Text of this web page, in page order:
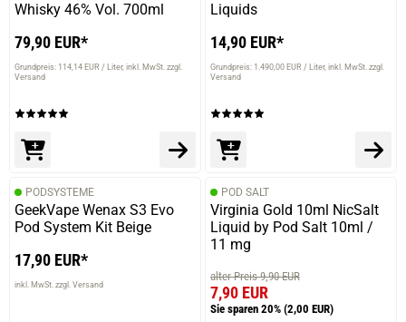
Super Liquid Metal im Geschmack
einem Kunden
Sehr gutes Aroma. Ich finde es lecker
Trustedshops.de
Kevin K.
verifizierter Onlinekauf.
Top ware, alles bestens. Immer wieder gerne
Whisky 46% Vol. 700ml
79,90 EUR*
Grundpreis: 114,14 EUR / Liter inkl. MwSt. zzgl.
Versand
Liquids
14,90 EUR*
Grundpreis: 1.490,00 EUR / Liter inkl. MwSt. zzgl.
Versand
PODSYSTEME
GeekVape Wenax S3 Evo
Pod System Kit Beige
17,90 EUR*
inkl. MwSt. zzgl. Versand
POD SALT
Virginia Gold 10ml NicSalt
Liquid by Pod Salt 10ml /
11 mg
alter Preis 9,90 EUR
7,90 EUR
Sie sparen 20% (2,00 EUR)